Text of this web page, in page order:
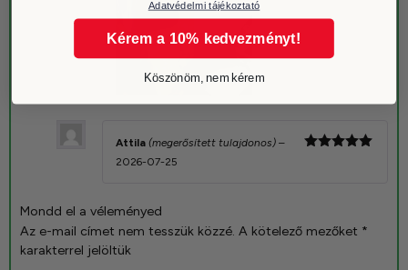
Attila (megerősített tulajdonos) –
2026-07-25
Mondd el a véleményed
Az e-mail címet nem tesszük közzé. A kötelező mezőket *
karakterrel jelöltük
Adatvédelmi tájékoztató
Kérem a 10% kedvezményt!
Köszönöm, nem kérem